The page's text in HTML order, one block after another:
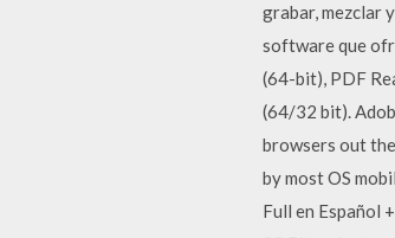
grabar, mezclar
software que
(64-bit), PDF
(64/32 bit).
browsers out
by most OS
Full en Español